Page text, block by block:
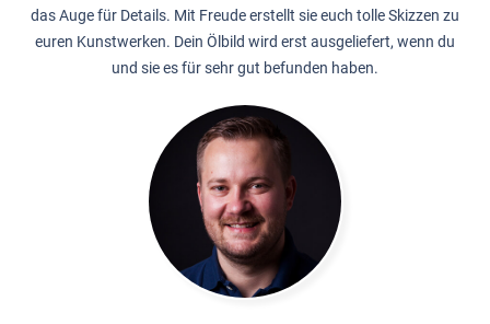
das Auge für Details. Mit Freude erstellt sie euch tolle Skizzen zu
euren Kunstwerken. Dein Ölbild wird erst ausgeliefert, wenn du
und sie es für sehr gut befunden haben.